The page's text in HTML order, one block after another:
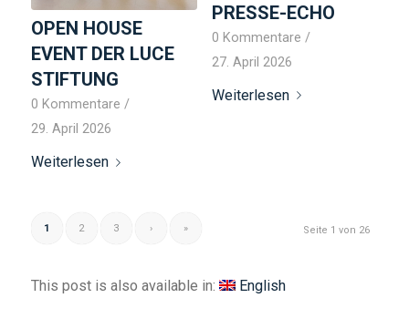
OPEN HOUSE
EVENT DER LUCE
STIFTUNG
0 Kommentare /
29. April 2026
Weiterlesen
PRESSE-ECHO
0 Kommentare /
27. April 2026
Weiterlesen
Seite 1 von 26
1 2 3 › »
This post is also available in: English